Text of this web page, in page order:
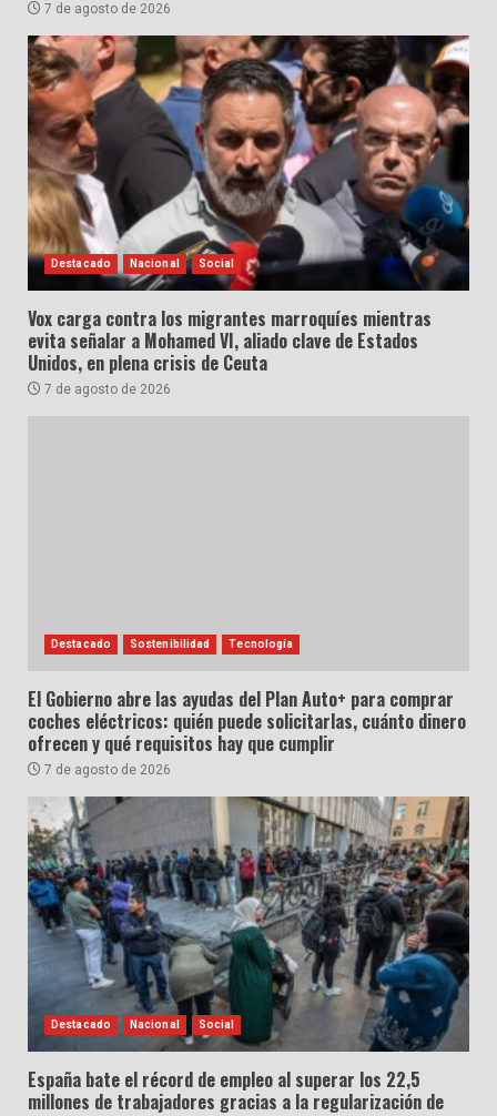
7 de agosto de 2026
Destacado Nacional Social
Vox carga contra los migrantes marroquíes mientras
evita señalar a Mohamed VI, aliado clave de Estados
Unidos, en plena crisis de Ceuta
7 de agosto de 2026
Destacado Sostenibilidad Tecnología
El Gobierno abre las ayudas del Plan Auto+ para comprar
coches eléctricos: quién puede solicitarlas, cuánto dinero
ofrecen y qué requisitos hay que cumplir
7 de agosto de 2026
Destacado Nacional Social
España bate el récord de empleo al superar los 22,5
millones de trabajadores gracias a la regularización de